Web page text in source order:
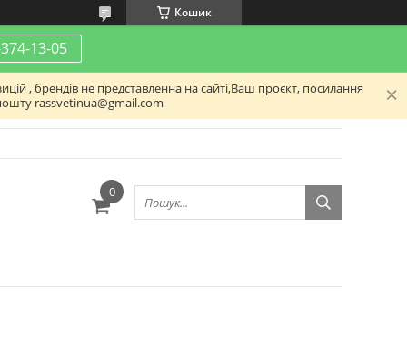
Кошик
13-05
, брендів не представленна на сайті,Ваш проєкт, посилання
rassvetinua@gmail.com